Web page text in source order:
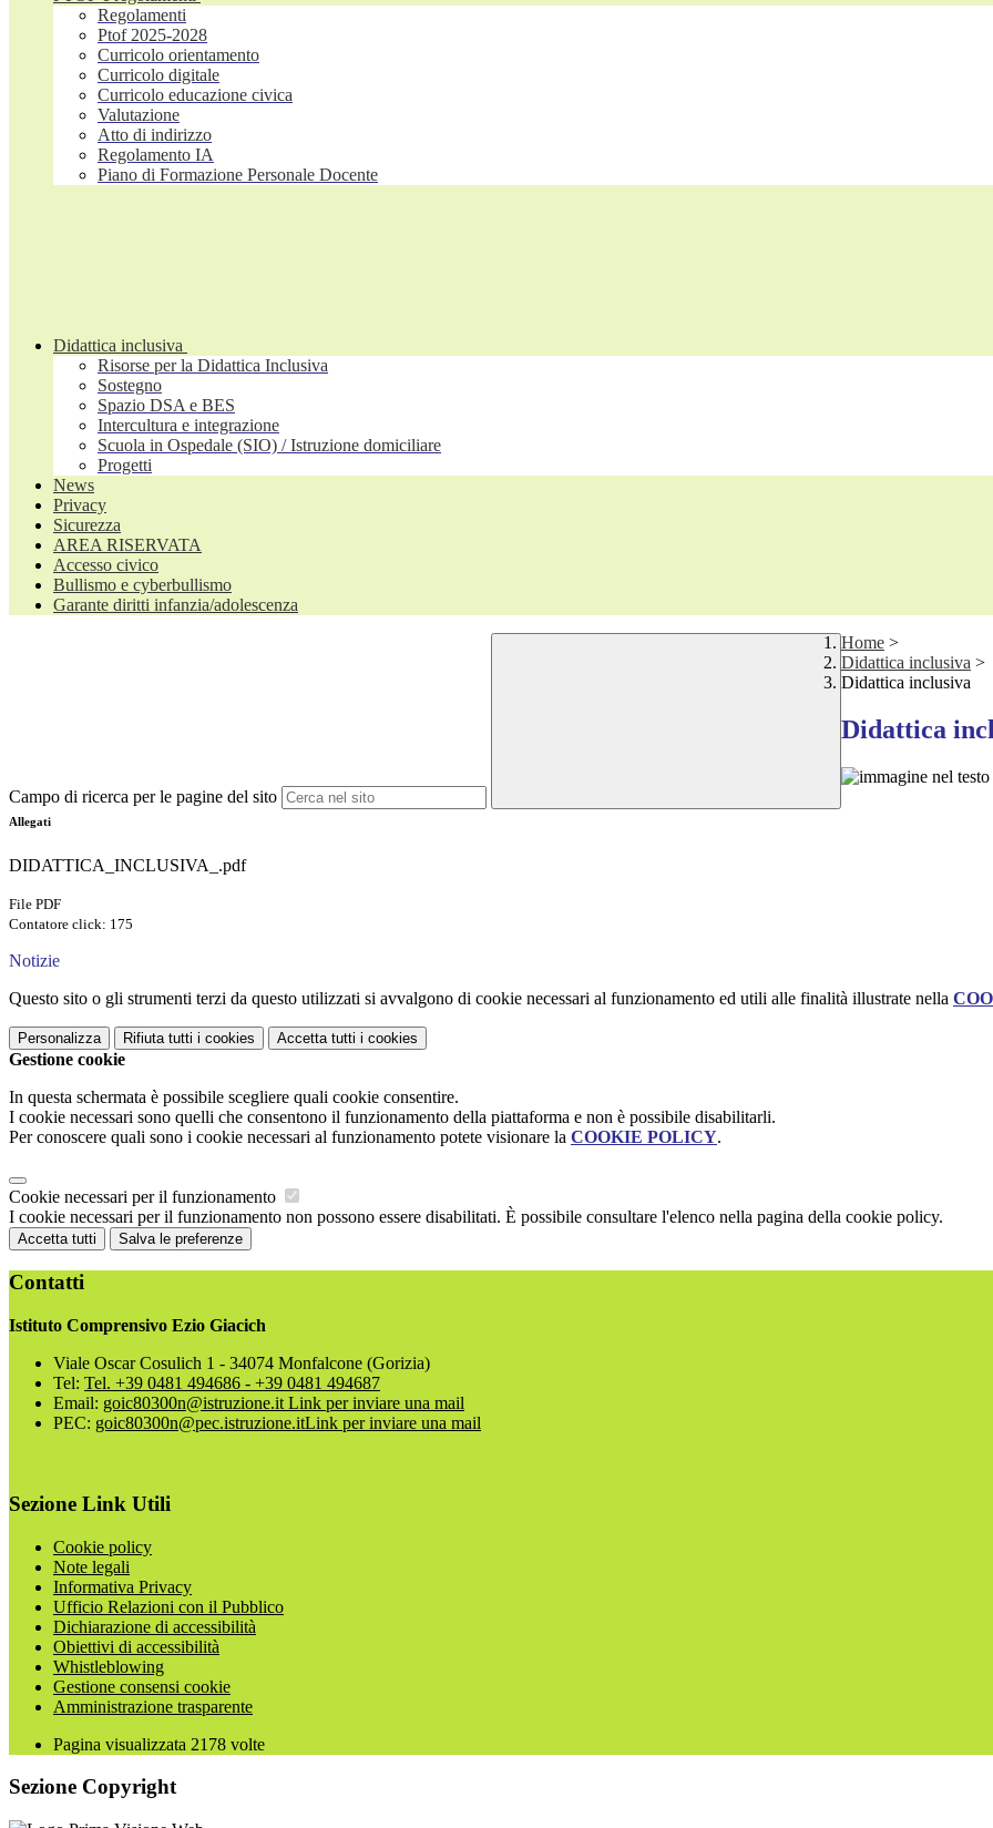
Regolamenti
Ptof 2025-2028
Curricolo orientamento
Curricolo digitale
Curricolo educazione civica
Valutazione
Atto di indirizzo
Regolamento IA
Piano di Formazione Personale Docente
Didattica inclusiva
Risorse per la Didattica Inclusiva
Sostegno
Spazio DSA e BES
Intercultura e integrazione
Scuola in Ospedale (SIO) / Istruzione domiciliare
Progetti
News
Privacy
Sicurezza
AREA RISERVATA
Accesso civico
Bullismo e cyberbullismo
Garante diritti infanzia/adolescenza
Campo di ricerca per le pagine del sito
Home >
Didattica inclusiva >
Didattica inclusiva
Didattica
Allegati
DIDATTICA_INCLUSIVA_.pdf
File PDF
Contatore click: 175
Notizie
Questo sito o gli strumenti terzi da questo utilizzati si avvalgono di cookie necessari al funzionamento ed utili alle finalità illustrate nella
Personalizza Rifiuta tutti i cookies Accetta tutti i cookies
Gestione cookie
In questa schermata è possibile scegliere quali cookie consentire.
I cookie necessari sono quelli che consentono il funzionamento della piattaforma e non è possibile disabilitarli.
Per conoscere quali sono i cookie necessari al funzionamento potete visionare la COOKIE POLICY.
Cookie necessari per il funzionamento
I cookie necessari per il funzionamento non possono essere disabilitati. È possibile consultare l'elenco nella pagina della cookie policy.
Accetta tutti Salva le preferenze
Contatti
Istituto Comprensivo Ezio Giacich
Viale Oscar Cosulich 1 - 34074 Monfalcone (Gorizia)
Tel: Tel. +39 0481 494686 - +39 0481 494687
Email: goic80300n@istruzione.it Link per inviare una mail
PEC: goic80300n@pec.istruzione.itLink per inviare una mail
Sezione Link Utili
Cookie policy
Note legali
Informativa Privacy
Ufficio Relazioni con il Pubblico
Dichiarazione di accessibilità
Obiettivi di accessibilità
Whistleblowing
Gestione consensi cookie
Amministrazione trasparente
Pagina visualizzata 2178 volte
Sezione Copyright